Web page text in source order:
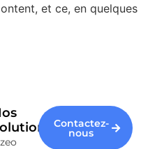
et ce, en quelques
Contactez-
nous